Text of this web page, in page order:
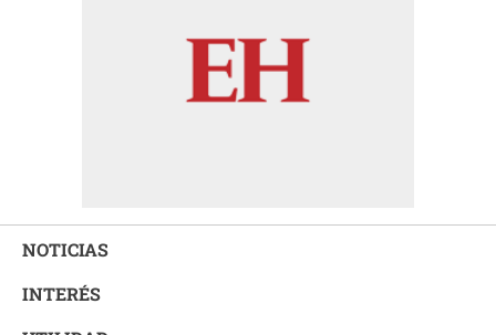
NOTICIAS
INTERÉS